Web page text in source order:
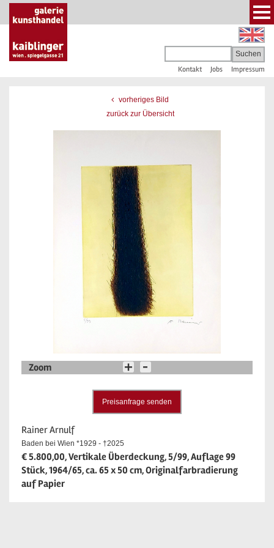
Kontakt Jobs Impressum
vorheriges Bild
zurück zur Übersicht
Zoom
Preisanfrage senden
Rainer Arnulf
Baden bei Wien *1929 - †2025
€ 5.800,00, Vertikale Überdeckung, 5/99, Auflage 99
Stück, 1964/65, ca. 65 x 50 cm, Originalfarbradierung
auf Papier